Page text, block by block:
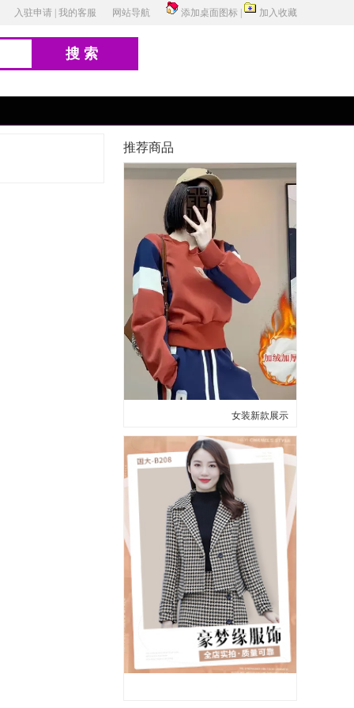
入驻申请 我的客服 网站导航 添加桌面图标 加入收藏
搜索
推荐商品
女装新款展示